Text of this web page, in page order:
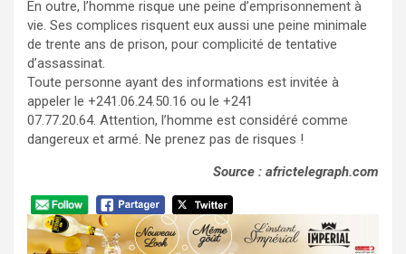
En outre, l’homme risque une peine d’emprisonnement à
vie. Ses complices risquent eux aussi une peine minimale
de trente ans de prison, pour complicité de tentative
d’assassinat.
Toute personne ayant des informations est invitée à
appeler le +241.06.24.50.16 ou le +241
07.77.20.64. Attention, l’homme est considéré comme
dangereux et armé. Ne prenez pas de risques !
Source : africtelegraph.com